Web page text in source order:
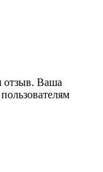
отзыв. Ваша